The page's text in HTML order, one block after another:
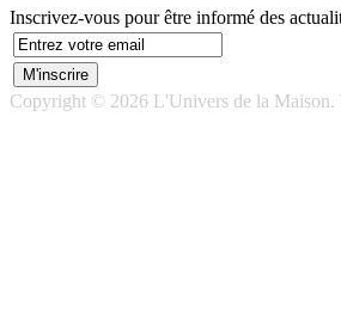
Inscrivez-vous pour être informé des
Copyright © 2026 L'Univers de la Maison.